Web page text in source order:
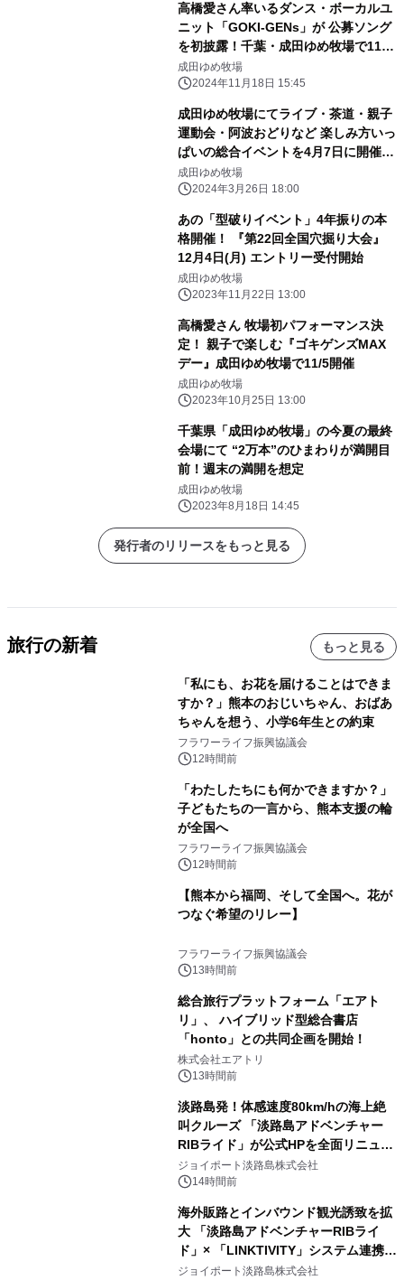
高橋愛さん率いるダンス・ボーカルユ
ニット「GOKI-GENs」が 公募ソング
を初披露！千葉・成田ゆめ牧場で11月
24日開催 『秋のゴキゲンズわくわ
くデー』
成田ゆめ牧場
2024年11月18日 15:45
成田ゆめ牧場にてライブ・茶道・親子
運動会・阿波おどりなど 楽しみ方いっ
ぱいの総合イベントを4月7日に開催
『春のゴキゲンズわくわくデー』 ～高
橋愛さん率いる“GOKI-GENs”の牧場
成田ゆめ牧場
2024年3月26日 18:00
あの「型破りイベント」4年振りの本
格開催！ 『第22回全国穴掘り大会』
12月4日(月) エントリー受付開始
成田ゆめ牧場
2023年11月22日 13:00
高橋愛さん 牧場初パフォーマンス決
定！ 親子で楽しむ『ゴキゲンズMAX
デー』成田ゆめ牧場で11/5開催
成田ゆめ牧場
2023年10月25日 13:00
千葉県「成田ゆめ牧場」の今夏の最終
会場にて “2万本”のひまわりが満開目
前！週末の満開を想定
成田ゆめ牧場
2023年8月18日 14:45
発行者のリリースをもっと見る
旅行の新着 もっと見る
「私にも、お花を届けることはできま
すか？」熊本のおじいちゃん、おばあ
ちゃんを想う、小学6年生との約束
フラワーライフ振興協議会
12時間前
「わたしたちにも何かできますか？」
子どもたちの一言から、熊本支援の輪
が全国へ
フラワーライフ振興協議会
12時間前
【熊本から福岡、そして全国へ。花が
つなぐ希望のリレー】
フラワーライフ振興協議会
13時間前
総合旅行プラットフォーム「エアト
リ」、 ハイブリッド型総合書店
「honto」との共同企画を開始！
株式会社エアトリ
13時間前
淡路島発！体感速度80km/hの海上絶
叫クルーズ 「淡路島アドベンチャー
RIBライド」が公式HPを全面リニュー
アル！ ～スマホで即予約完了の「スマ
ート設計」へ刷新～
ジョイポート淡路島株式会社
14時間前
海外販路とインバウンド観光誘致を拡
大 「淡路島アドベンチャーRIBライ
ド」× 「LINKTIVITY」システム連携を
開始！
ジョイポート淡路島株式会社